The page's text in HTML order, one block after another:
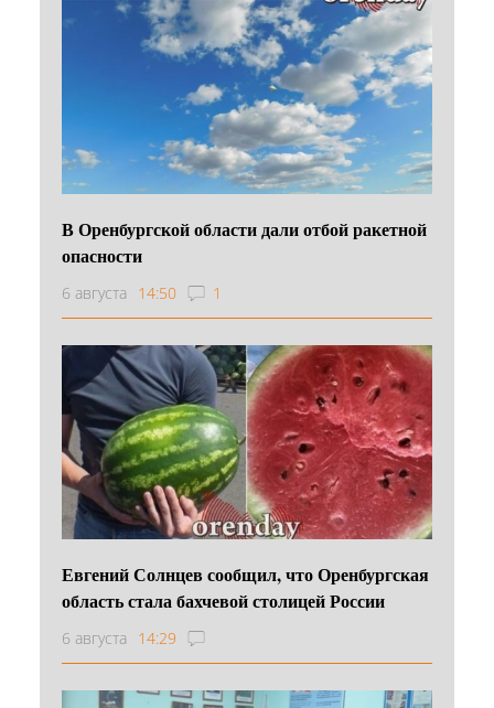
В Оренбургской области дали отбой ракетной
опасности
6 августа 14:50 1
Евгений Солнцев сообщил, что Оренбургская
область стала бахчевой столицей России
6 августа 14:29